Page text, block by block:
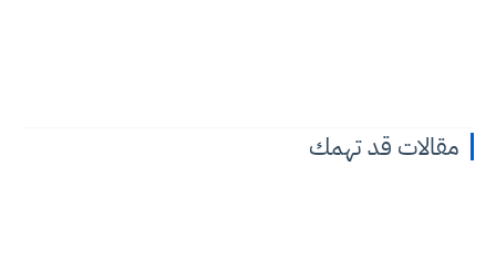
مقالات قد تهمك